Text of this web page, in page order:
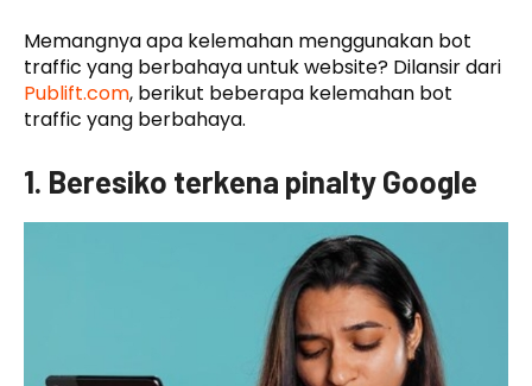
Memangnya apa kelemahan menggunakan bot
traffic yang berbahaya untuk website? Dilansir dari
Publift.com, berikut beberapa kelemahan bot
traffic yang berbahaya.
1. Beresiko terkena pinalty Google